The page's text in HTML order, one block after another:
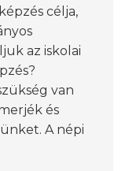
célja,
az iskolai
van
és
A népi